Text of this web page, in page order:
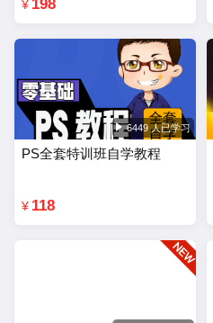
¥ 198
6449 人已学习
PS全套特训班自学教程
¥ 118